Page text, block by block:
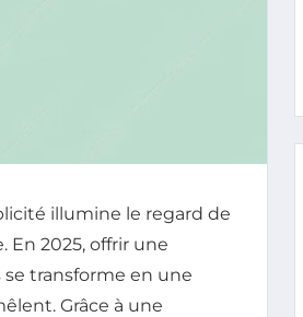
illumine le regard de
En 2025, offrir une
transforme en une
Grâce à une